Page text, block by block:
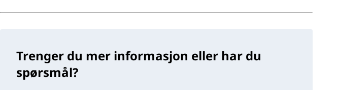
Trenger du mer informasjon eller har du
spørsmål?